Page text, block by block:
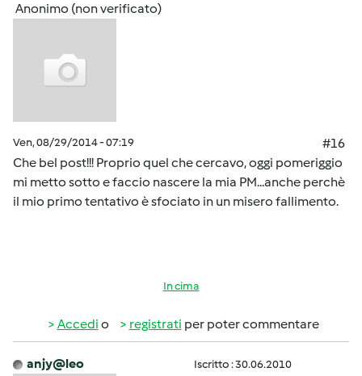
Anonimo (non verificato)
Ven, 08/29/2014 - 07:19
#16
Che bel post!!! Proprio quel che cercavo, oggi pomeriggio
mi metto sotto e faccio nascere la mia PM...anche perchè
il mio primo tentativo è sfociato in un misero fallimento.
In cima
Accedi o registrati per poter commentare
anjy@leo Iscritto : 30.06.2010